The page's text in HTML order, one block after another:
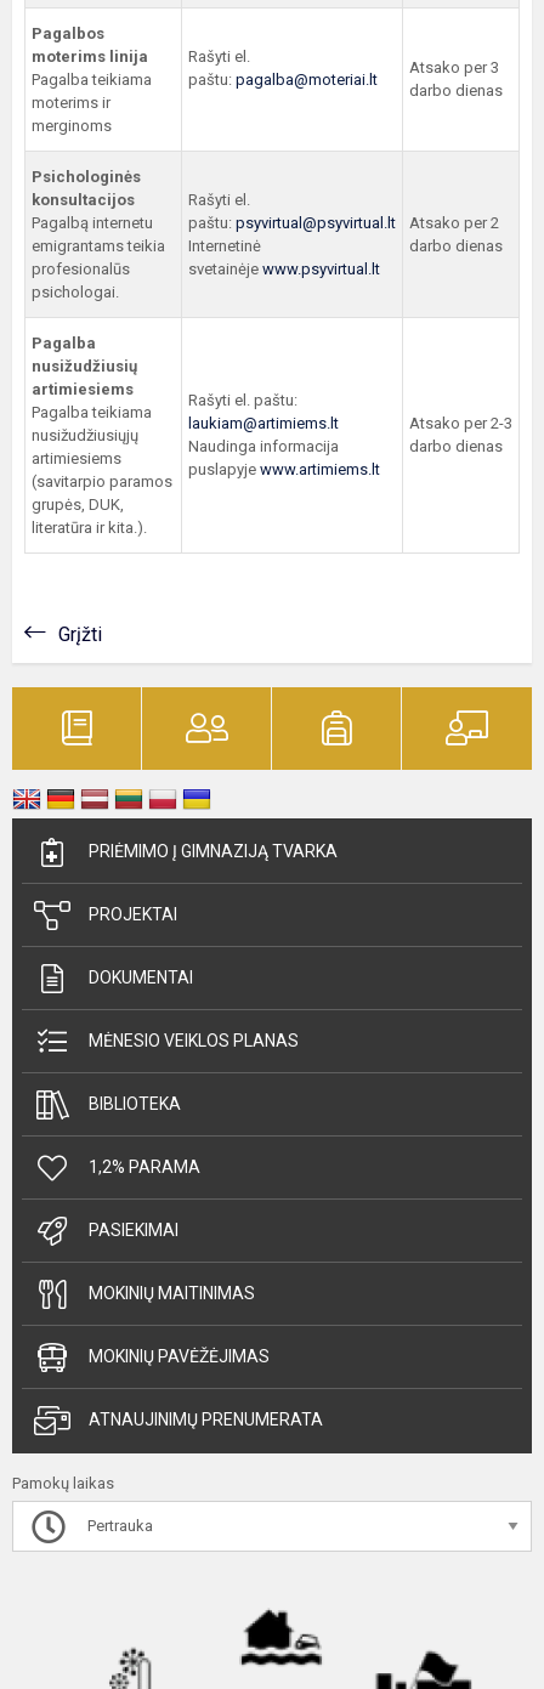
Pagalbos
moterims linija
Pagalba teikiama
moterims ir
merginoms
Rašyti el.
paštu: pagalba@moteriai.lt
Atsako per 3
darbo dienas
Psichologinės
konsultacijos
Pagalbą internetu
emigrantams teikia
profesionalūs
psichologai.
Rašyti el.
paštu: psyvirtual@psyvirtual.lt
Internetinė
svetainėje www.psyvirtual.lt
Atsako per 2
darbo dienas
Pagalba
nusižudžiusių
artimiesiems
Pagalba teikiama
nusižudžiusiųjų
artimiesiems
(savitarpio paramos
grupės, DUK,
literatūra ir kita.).
Rašyti el. paštu:
laukiam@artimiems.lt
Naudinga informacija
puslapyje www.artimiems.lt
Atsako per 2-3
darbo dienas
Grįžti
PRIĖMIMO Į GIMNAZIJĄ TVARKA
PROJEKTAI
DOKUMENTAI
MĖNESIO VEIKLOS PLANAS
BIBLIOTEKA
1,2% PARAMA
PASIEKIMAI
MOKINIŲ MAITINIMAS
MOKINIŲ PAVĖŽĖJIMAS
ATNAUJINIMŲ PRENUMERATA
Pamokų laikas
Pertrauka